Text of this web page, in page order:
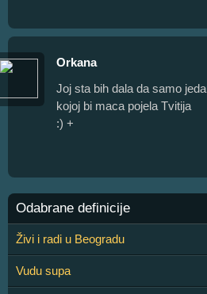
Orkana
Joj sta bih dala da samo
kojoj bi maca pojela Tvitija
:) +
Odabrane definicije
Živi i radi u Beogradu
Vudu supa